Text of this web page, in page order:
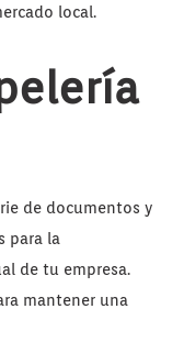
local.
de documentos y
para la
de tu empresa.
mantener una